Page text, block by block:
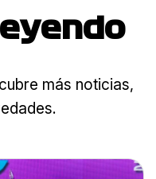
más noticias,